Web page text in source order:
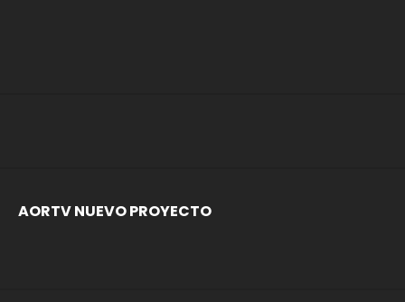
AORTV NUEVO PROYECTO